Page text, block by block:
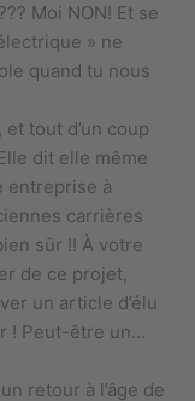
Moi NON! Et se
» ne
quand tu nous
tout d’un coup
dit elle même
entreprise à
carrières
sûr !! À votre
de ce projet,
un article d’élu
! Peut-être un…
retour à l’âge de